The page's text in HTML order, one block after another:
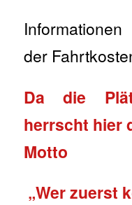
der
Da die
herrscht hier
Motto
„Wer zuerst